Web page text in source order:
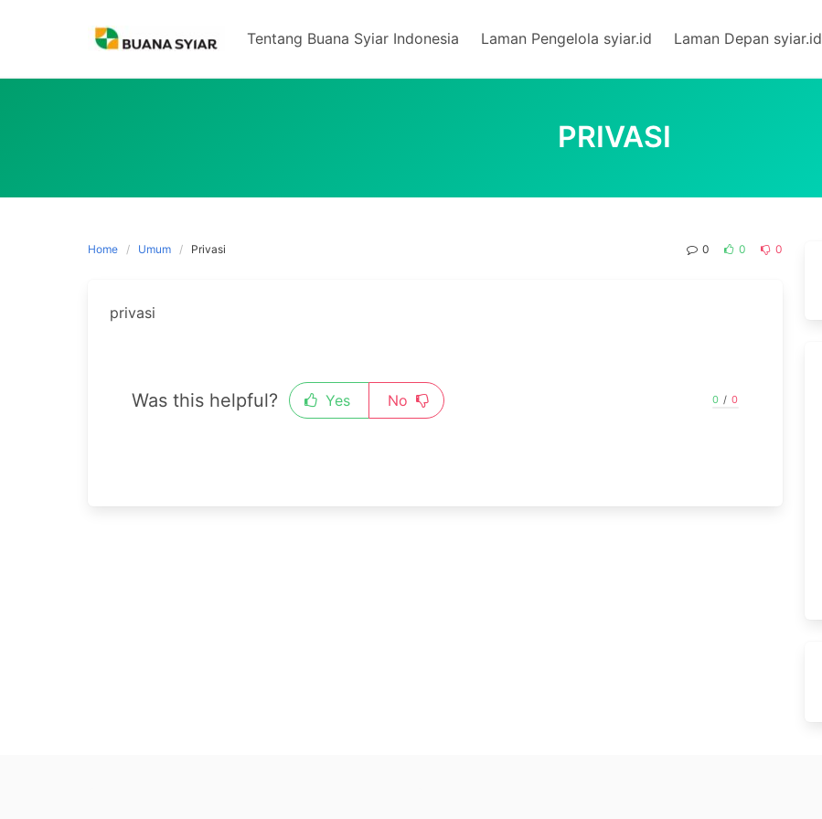
Tentang Buana Syiar Indonesia Laman Pengelola syiar.id Laman Depan syiar.id
PRIVASI
Home Umum Privasi 0 0 0
privasi
Was this helpful? Yes No 0 / 0